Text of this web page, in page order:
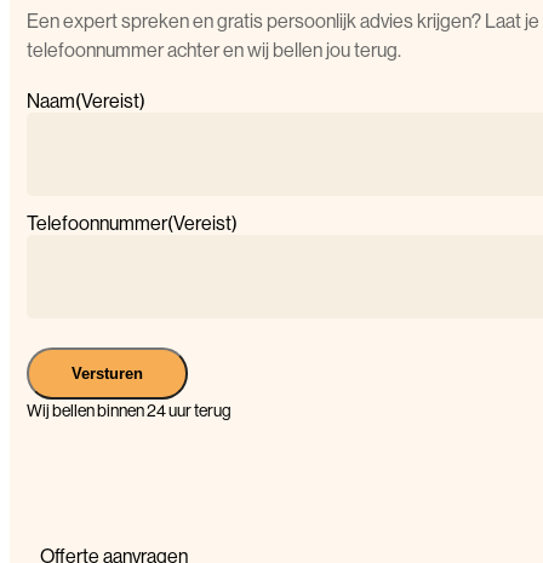
Een expert spreken en gratis persoonlijk advies krijgen? Laat je
telefoonnummer achter en wij bellen jou terug.
Naam(Vereist)
Telefoonnummer(Vereist)
Versturen
Wij bellen binnen 24 uur terug
Offerte aanvragen